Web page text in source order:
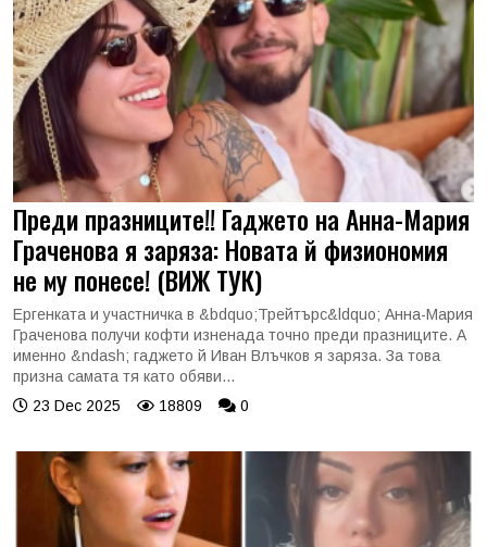
Преди празниците!! Гаджето на Анна-Мария
Граченова я заряза: Новата й физиономия
не му понесе! (ВИЖ ТУК)
Ергенката и участничка в &bdquo;Трейтърс&ldquo; Анна-Мария
Граченова получи кофти изненада точно преди празниците. А
именно &ndash; гаджето й Иван Влъчков я заряза. За това
призна самата тя като обяви...
23 Dec 2025
18809 0